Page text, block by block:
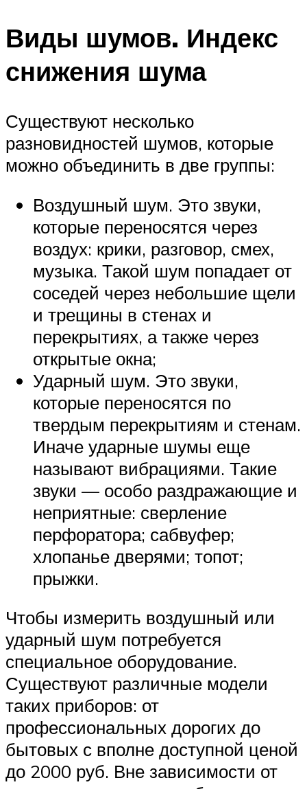
Виды шумов. Индекс
снижения шума
Существуют несколько
разновидностей шумов, которые
можно объединить в две группы:
Воздушный шум. Это звуки,
которые переносятся через
воздух: крики, разговор, смех,
музыка. Такой шум попадает от
соседей через небольшие щели
и трещины в стенах и
перекрытиях, а также через
открытые окна;
Ударный шум. Это звуки,
которые переносятся по
твердым перекрытиям и стенам.
Иначе ударные шумы еще
называют вибрациями. Такие
звуки — особо раздражающие и
неприятные: сверление
перфоратора; сабвуфер;
хлопанье дверями; топот;
прыжки.
Чтобы измерить воздушный или
ударный шум потребуется
специальное оборудование.
Существуют различные модели
таких приборов: от
профессиональных дорогих до
бытовых с вполне доступной ценой
до 2000 руб. Вне зависимости от